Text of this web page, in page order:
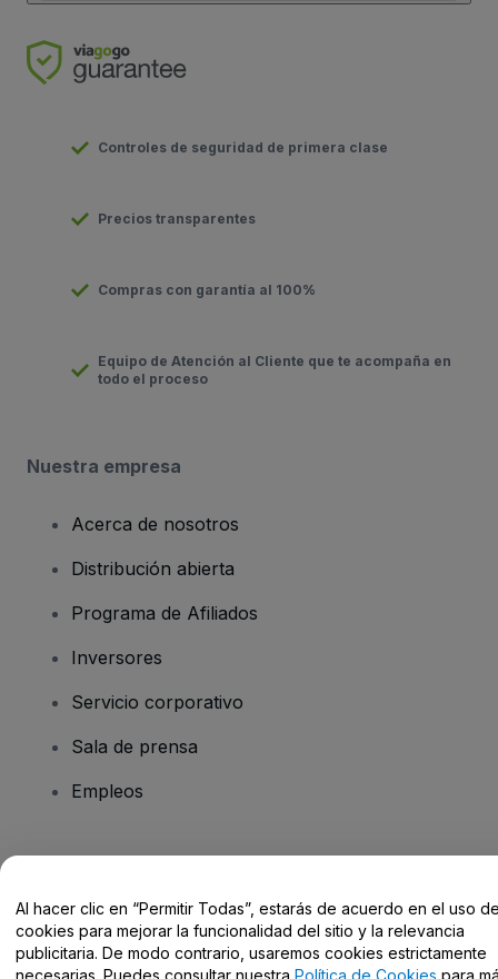
Controles de seguridad de primera clase
Precios transparentes
Compras con garantía al 100%
Equipo de Atención al Cliente que te acompaña en
todo el proceso
Nuestra empresa
Acerca de nosotros
Distribución abierta
Programa de Afiliados
Inversores
Servicio corporativo
Sala de prensa
Empleos
Centro de Ayuda / Contacto
Al hacer clic en “Permitir Todas”, estarás de acuerdo en el uso
cookies para mejorar la funcionalidad del sitio y la relevancia
publicitaria. De modo contrario, usaremos cookies estrictamente
necesarias. Puedes consultar nuestra Política de Cookies para